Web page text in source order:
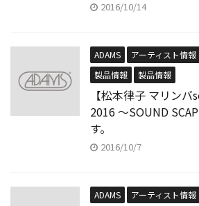
2016/10/14
ADAMS アーティスト情報
製品情報
製品情報
【松本律子 マリン
2016 〜SOUND
す。
2016/10/7
ADAMS アーティスト情報